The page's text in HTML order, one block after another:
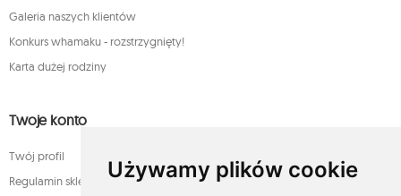
Używamy plików cookie
Galeria naszych klientów
Konkurs whamaku - rozstrzygnięty!
Karta dużej rodziny
Twoje konto
Twój profil
Regulamin sklepu internetowego whamaku.pl